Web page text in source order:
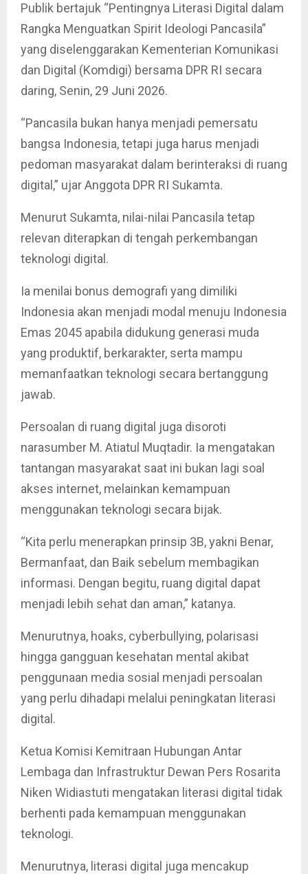
Publik bertajuk “Pentingnya Literasi Digital dalam
Rangka Menguatkan Spirit Ideologi Pancasila”
yang diselenggarakan Kementerian Komunikasi
dan Digital (Komdigi) bersama DPR RI secara
daring, Senin, 29 Juni 2026.
“Pancasila bukan hanya menjadi pemersatu
bangsa Indonesia, tetapi juga harus menjadi
pedoman masyarakat dalam berinteraksi di ruang
digital,” ujar Anggota DPR RI Sukamta.
Menurut Sukamta, nilai-nilai Pancasila tetap
relevan diterapkan di tengah perkembangan
teknologi digital.
Ia menilai bonus demografi yang dimiliki
Indonesia akan menjadi modal menuju Indonesia
Emas 2045 apabila didukung generasi muda
yang produktif, berkarakter, serta mampu
memanfaatkan teknologi secara bertanggung
jawab.
Persoalan di ruang digital juga disoroti
narasumber M. Atiatul Muqtadir. Ia mengatakan
tantangan masyarakat saat ini bukan lagi soal
akses internet, melainkan kemampuan
menggunakan teknologi secara bijak.
“Kita perlu menerapkan prinsip 3B, yakni Benar,
Bermanfaat, dan Baik sebelum membagikan
informasi. Dengan begitu, ruang digital dapat
menjadi lebih sehat dan aman,” katanya.
Menurutnya, hoaks, cyberbullying, polarisasi
hingga gangguan kesehatan mental akibat
penggunaan media sosial menjadi persoalan
yang perlu dihadapi melalui peningkatan literasi
digital.
Ketua Komisi Kemitraan Hubungan Antar
Lembaga dan Infrastruktur Dewan Pers Rosarita
Niken Widiastuti mengatakan literasi digital tidak
berhenti pada kemampuan menggunakan
teknologi.
Menurutnya, literasi digital juga mencakup